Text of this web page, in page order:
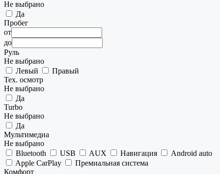
Не выбрано
Да
Пробег
от
до
Руль
Не выбрано
Левый
Правый
Тех. осмотр
Не выбрано
Да
Turbo
Не выбрано
Да
Мультимедиа
Не выбрано
Bluetooth
USB AUX Навигация
Android auto
Apple CarPlay
Премиальная система
Комфорт